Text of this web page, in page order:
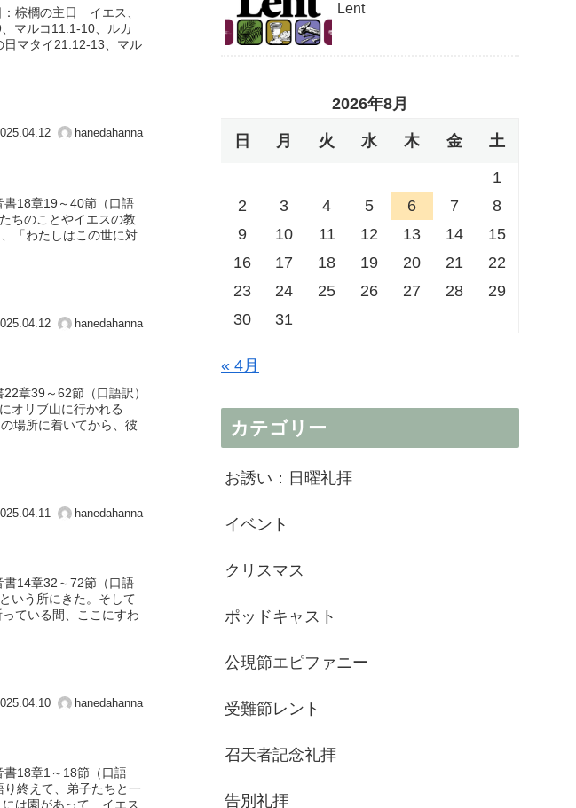
棕櫚の主日 イエス、
マルコ11:1-10、ルカ
マタイ21:12-13、マル
hanedahanna
書18章19～40節（口語
ちのことやイエスの教
「わたしはこの世に対
hanedahanna
章39～62節（口語訳）
オリブ山に行かれる
場所に着いてから、彼
hanedahanna
書14章32～72節（口語
いう所にきた。そして
ている間、ここにすわ
hanedahanna
書18章1～18節（口語
終えて、弟子たちと一
は園があって、イエス
Lent
2026年8月
日 月 火 水 木 金 土
1
2
3 4 5 6 7
8
9
10 11 12 13 14
15
16
17 18 19 20 21
22
23
24 25 26 27 28
29
30
31
« 4月
カテゴリー
お誘い：日曜礼拝
イベント
クリスマス
ポッドキャスト
公現節エピファニー
受難節レント
召天者記念礼拝
告別礼拝